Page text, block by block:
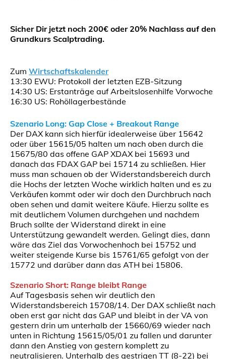
Sicher Dir jetzt noch 200€ oder 20% Nachlass auf den
Grundkurs Scalptrading.
Zum Wirtschaftskalender
13:30 EWU: Protokoll der letzten EZB-Sitzung
14:30 US: Erstanträge auf Arbeitslosenhilfe Vorwoche
16:30 US: Rohöllagerbestände
Szenario Long: Gap Close + Breakout Range
Der DAX kann sich hierfür idealerweise über 15642
oder über 15615/05 halten um nach oben durch die
15675/80 das offene GAP XDAX bei 15693 und
danach das FDAX GAP bei 15714 zu schließen. Hier
muss man schauen ob der Widerstandsbereich durch
die Hochs der letzten Woche wirklich halten und es zu
Verkäufen kommt oder wir doch den Durchbruch nach
oben sehen und damit weitere Käufe. Hierzu sollte es
mit deutlichem Volumen durchgehen und nachdem
Bruch sollte der Widerstand direkt in eine
Unterstützung gewandelt werden. Gelingt dies, dann
wäre das Ziel das Vorwochenhoch bei 15752 und
weiter steigende Kurse bis 15761/65 gefolgt von der
15772 und darüber dann das ATH bei 15806.
Szenario Short: Range bleibt Range
Auf Tagesbasis sehen wir deutlich den
Widerstandsbereich 15708/14. Der DAX schließt nach
oben erst gar nicht das GAP und bleibt in der VA von
gestern drin um unterhalb der 15660/69 wieder nach
unten in Richtung 15615/05/01 zu fallen und darunter
dann den Anstieg von gestern komplett zu
neutralisieren. Unterhalb des gestrigen TT (8-22) bei